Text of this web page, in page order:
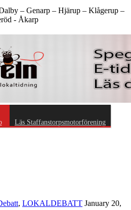
– Genarp – Hjärup – Klågerup –
- Åkarp
Läs Staffanstorpsmotorförening
, LOKALDEBATT January 20,